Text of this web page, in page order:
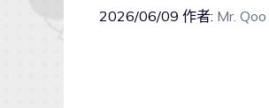
2026/06/09 作者: Mr. Qoo